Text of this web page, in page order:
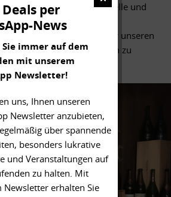
bieten persönliche, schnelle und
dem nötigen Know-How.
zu klein werden, bieten wir unseren
Weinlager in Nürtingen zu
Konditionen an.
per
News
immer auf dem
mit unserem
Newsletter!
uns, Ihnen unseren
Newsletter anzubieten,
über spannende
besonders lukrative
und Veranstaltungen auf
zu halten. Mit
Newsletter erhalten Sie